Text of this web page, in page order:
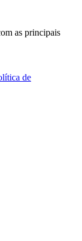
as principais
de